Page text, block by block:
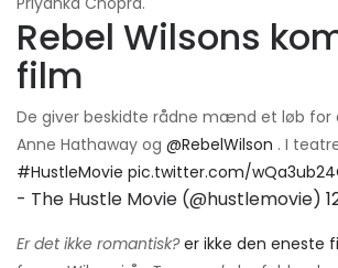
Rebel Wilsons
film
De giver beskidte rådne mænd et løb for
Anne Hathaway og @RebelWilson . I
#HustleMovie pic.twitter.com/
- The Hustle Movie (@hustlemovie)
Er det ikke romantisk? er ikke den eneste